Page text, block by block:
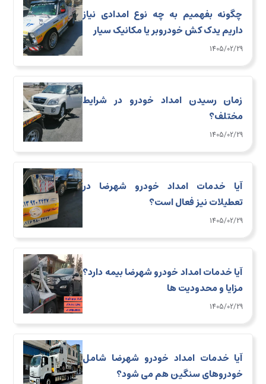
چگونه بفهمیم به چه نوع امدادی نیاز
داریم یدک کش خودروبر یا مکانیک سیار
1405/02/29
زمان رسیدن امداد خودرو در شرایط
مختلف؟
1405/02/29
آیا خدمات امداد خودرو شهرضا در
تعطیلات نیز فعال است؟
1405/02/29
آیا خدمات امداد خودرو شهرضا بیمه دارد؟
مزایا و محدودیت ها
1405/02/29
آیا خدمات امداد خودرو شهرضا شامل
خودروهای سنگین هم می شود؟